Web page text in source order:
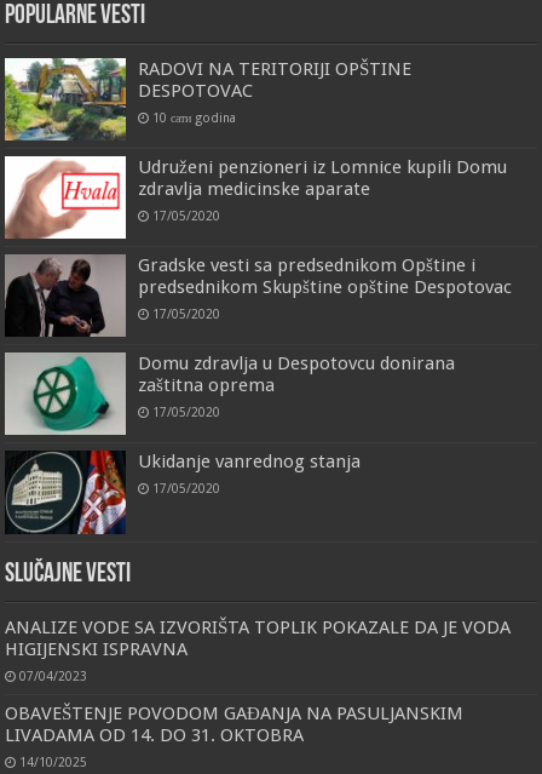
Popularne vesti
RADOVI NA TERITORIJI OPŠTINE
DESPOTOVAC
10 сати godina
Udruženi penzioneri iz Lomnice kupili Domu
zdravlja medicinske aparate
17/05/2020
Gradske vesti sa predsednikom Opštine i
predsednikom Skupštine opštine Despotovac
17/05/2020
Domu zdravlja u Despotovcu donirana
zaštitna oprema
17/05/2020
Ukidanje vanrednog stanja
17/05/2020
Slučajne vesti
ANALIZE VODE SA IZVORIŠTA TOPLIK POKAZALE DA JE VODA
HIGIJENSKI ISPRAVNA
07/04/2023
OBAVEŠTENJE POVODOM GAĐANJA NA PASULJANSKIM
LIVADAMA OD 14. DO 31. OKTOBRA
14/10/2025